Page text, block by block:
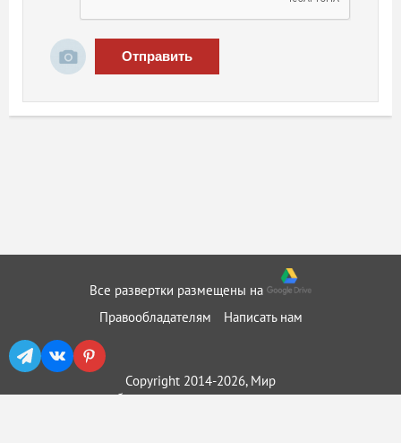
Отправить
Все развертки размещены на
Правообладателям
Написать нам
Copyright 2014-2026, Мир
бумажного моделирования ::